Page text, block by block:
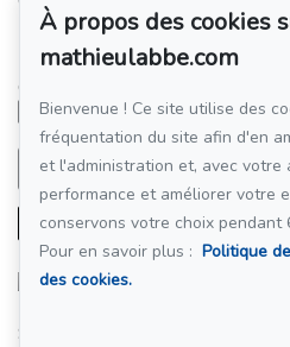
Pour me joindre
GROUPE SUTTON-CLODEM INC.
514 449-4438
Écrivez-moi un courriel
Suivez-moi sur Facebook !
À propos des cookies
mathieulabbe.com
Bienvenue ! Ce site utilise des
fréquentation du site afin d'en
et l'administration et, avec votre
performance et améliorer votre
conservons votre choix pendant
Pour en savoir plus : Politique
des cookies.